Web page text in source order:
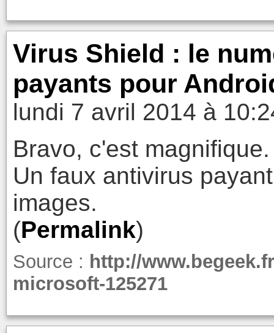
Virus Shield : le
payants pour
lundi 7 avril 2014 à
Bravo, c'est magnifique.
Un faux antivirus
images.
(Permalink)
Source : http://
microsoft-125271